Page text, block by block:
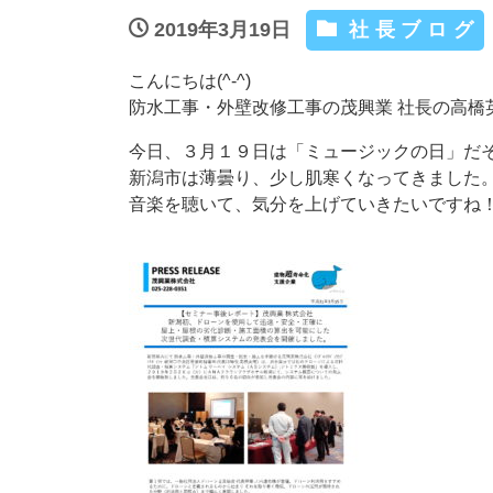
2019年3月19日 社長ブログ
こんにちは(^-^)
防水工事・外壁改修工事の茂興業 社長の高橋
今日、３月１９日は「ミュージックの日」だ
新潟市は薄曇り、少し肌寒くなってきました。
音楽を聴いて、気分を上げていきたいですね！